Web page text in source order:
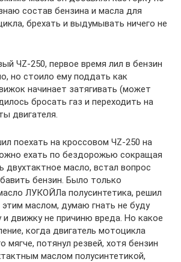
состав бензина и масла для
брехать и выдумывать ничего не
ЧZ-250, первое время лил в бензин
но стоило ему поддать как
начинает затягивать (может
бросать газ и переходить на
двигателя.
поехать на кроссовом ЧZ-250 на
ехать по бездорожью сокращая
двухтактное масло, встал вопрос
бензин. Было только
ЛУКОЙЛа полусинтетика, решил
этим маслом, думаю гнать не буду
и движку не причиню вреда. Но какое
когда двигатель мотоцикла
мягче, потянул резвей, хотя бензин
маслом полусинтетикой,